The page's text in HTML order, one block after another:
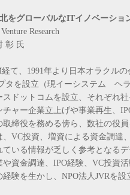
をグローバルなITイノベーショ
Research
彰 氏
て、1991年より日本オラクルの
タを設立（現イーシステム ヘ
ドットコムを設立、それぞれ社
チャー企業立上げや事業再生、
締役を務める傍ら、数社の役員
、VC投資、増資による資金調達
いる情報が乏しく参考となるデ
や資金調達、IPO経験、VC投資
験を生かし、NPO法人JVRを設